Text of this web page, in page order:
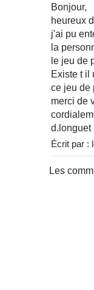
Bonjour,
heureux
j'ai pu
la
le jeu de
Existe t il
ce jeu de
merci de
d.longuet
Écrit par :
Les